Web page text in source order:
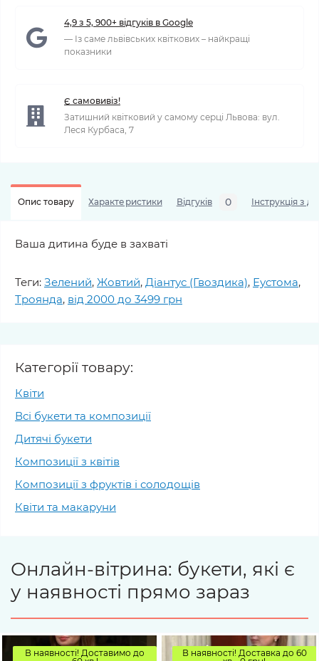
4,9 з 5, 900+ відгуків в Google
— Із саме львівських квіткових – найкращі
показники
Є самовивіз!
Затишний квітковий у самому серці Львова: вул.
Леся Курбаса, 7
Опис товару Характеристики Відгуків 0 Інструкція з
Ваша дитина буде в захваті
Теги: Зелений, Жовтий, Діантус (Гвоздика), Еустома,
Троянда, від 2000 до 3499 грн
Категорії товару:
Квіти
Всі букети та композиції
Дитячі букети
Композиції з квітів
Композиції з фруктів і солодощів
Квіти та макаруни
Онлайн-вітрина: букети, які є
у наявності прямо зараз
В наявності! Доставимо до
В наявності! Доставка до 60